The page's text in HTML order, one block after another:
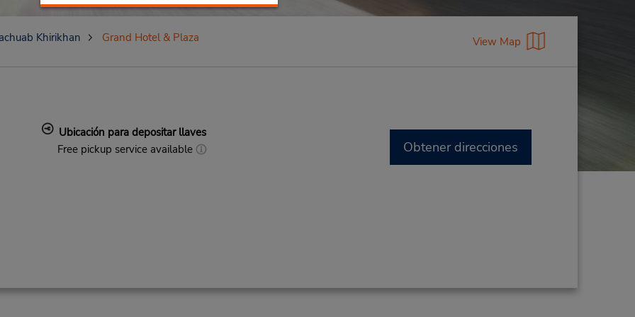
Khirikhan Grand Hotel & Plaza View Map
Ubicación para depositar llaves
Free pickup service available
Obtener direcciones